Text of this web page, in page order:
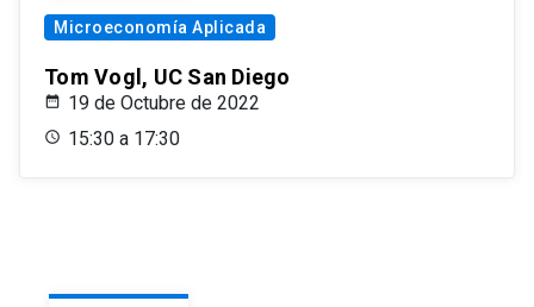
Microeconomía Aplicada
Tom Vogl, UC San Diego
19 de Octubre de 2022
15:30 a 17:30